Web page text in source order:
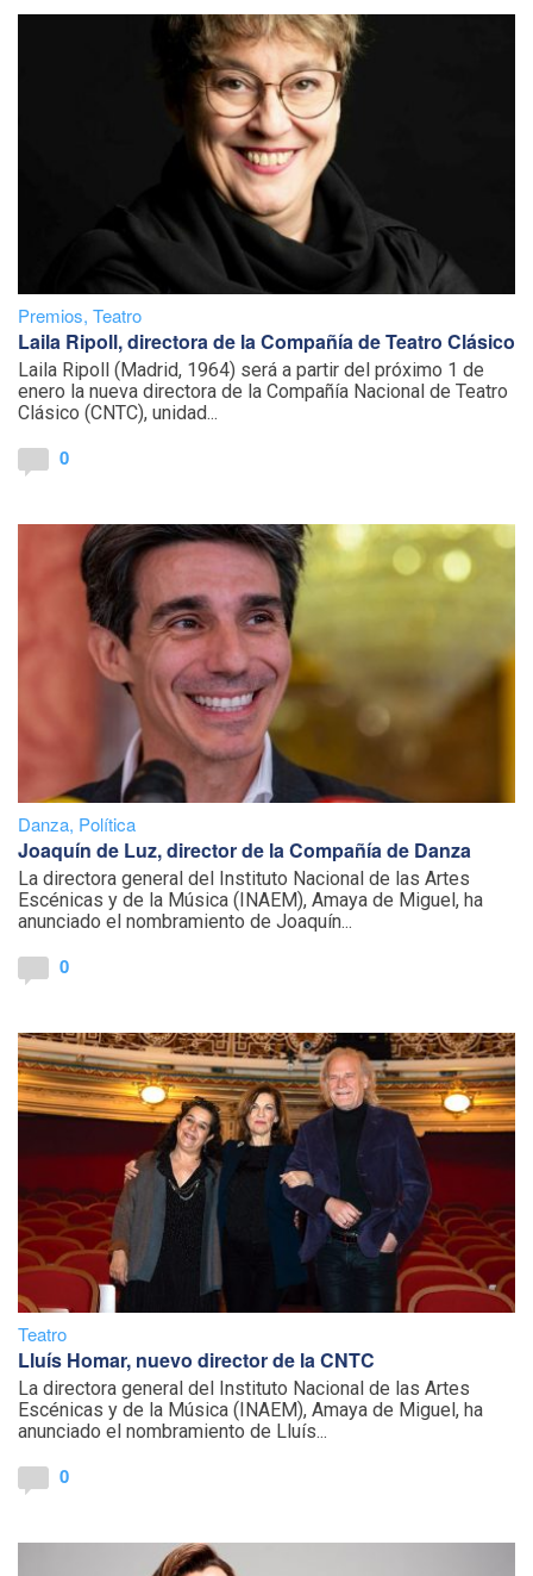
Premios, Teatro
Laila Ripoll, directora de la Compañía de Teatro Clásico
Laila Ripoll (Madrid, 1964) será a partir del próximo 1 de
enero la nueva directora de la Compañía Nacional de Teatro
Clásico (CNTC), unidad...
0
Danza, Política
Joaquín de Luz, director de la Compañía de Danza
La directora general del Instituto Nacional de las Artes
Escénicas y de la Música (INAEM), Amaya de Miguel, ha
anunciado el nombramiento de Joaquín...
0
Teatro
Lluís Homar, nuevo director de la CNTC
La directora general del Instituto Nacional de las Artes
Escénicas y de la Música (INAEM), Amaya de Miguel, ha
anunciado el nombramiento de Lluís...
0